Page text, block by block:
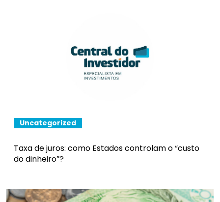
Uncategorized
Taxa de juros: como Estados controlam o “custo
do dinheiro”?